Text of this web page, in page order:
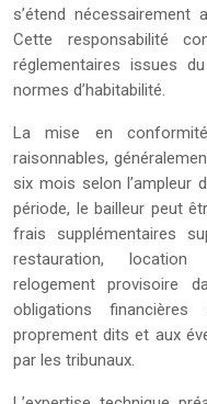
s’étend nécessairement
Cette responsabilité
réglementaires issues
normes d’habitabilité.
La mise en
raisonnables,
six mois selon l’ampleur
période, le bailleur peut
frais supplémentaires
restauration, location
relogement provisoire
obligations
proprement dits et aux
par les tribunaux.